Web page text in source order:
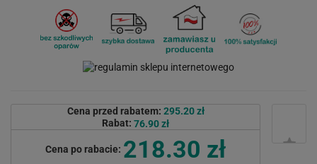
Cena przed rabatem: 295.20 zł
Rabat: 76.90 zł
Cena po rabacie: 218.30 zł